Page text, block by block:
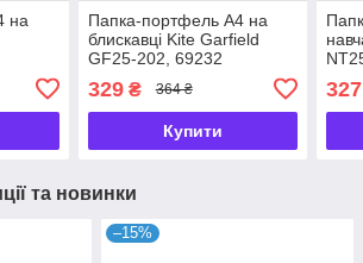
на
Папка-портфель А4 на
блискавці Kite Garfield
GF25-202, 69232
329₴ 364 ₴
Купити
327
та новинки
–15%